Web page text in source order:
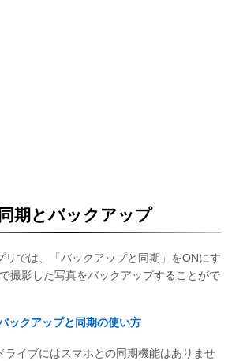
期とバックアップ
リでは、「バックアップと同期」をONにす
撮影した写真をバックアップすることがで
ックアップと同期の使い方
ライブにはスマホとの同期機能はありませ